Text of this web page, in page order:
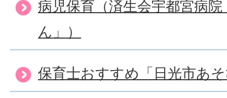
病児保育（済生会宇都宮病
ん」）
保育士おすすめ「日光市あ